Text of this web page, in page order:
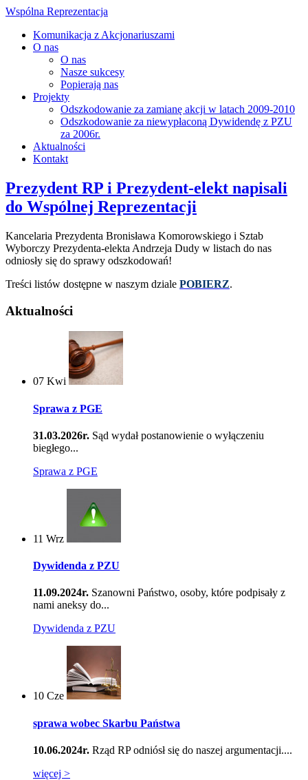
Wspólna Reprezentacja
Komunikacja z Akcjonariuszami
O nas
O nas
Nasze sukcesy
Popierają nas
Projekty
Odszkodowanie za zamianę akcji w latach 2009-2010
Odszkodowanie za niewypłaconą Dywidendę z PZU
za 2006r.
Aktualności
Kontakt
Prezydent RP i Prezydent-elekt napisali
do Wspólnej Reprezentacji
Kancelaria Prezydenta Bronisława Komorowskiego i Sztab
Wyborczy Prezydenta-elekta Andrzeja Dudy w listach do nas
odniosły się do sprawy odszkodowań!
Treści listów dostępne w naszym dziale POBIERZ.
Aktualności
07 Kwi
Sprawa z PGE
31.03.2026r. Sąd wydał postanowienie o wyłączeniu
biegłego...
Sprawa z PGE
11 Wrz
Dywidenda z PZU
11.09.2024r. Szanowni Państwo, osoby, które podpisały z
nami aneksy do...
Dywidenda z PZU
10 Cze
sprawa wobec Skarbu Państwa
10.06.2024r. Rząd RP odniósł się do naszej argumentacji....
więcej >